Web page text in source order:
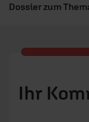
Dossier zum
Ihr